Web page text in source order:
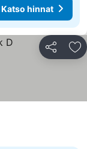
Katso hinnat
Jaa